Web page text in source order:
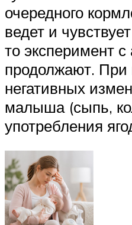
очередного
ведет и
то эксперимент с
продолжают. При
негативных
малыша (сыпь,
употребления